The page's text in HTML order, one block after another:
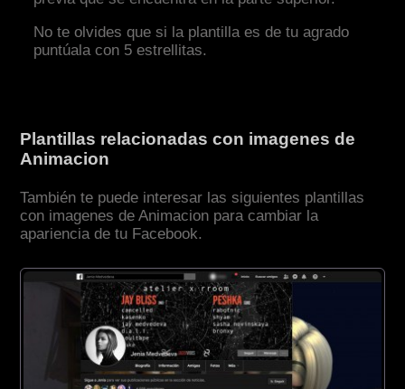
No te olvides que si la plantilla es de tu agrado
puntúala con 5 estrellitas.
Plantillas relacionadas con imagenes de
Animacion
También te puede interesar las siguientes plantillas
con imagenes de Animacion para cambiar la
apariencia de tu Facebook.